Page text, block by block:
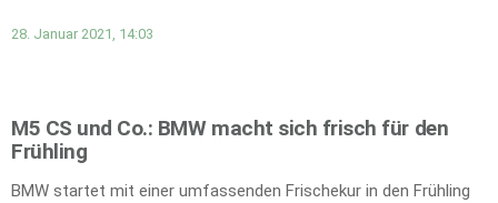
28. Januar 2021, 14:03
M5 CS und Co.: BMW macht sich frisch für den
Frühling
BMW startet mit einer umfassenden Frischekur in den Frühling